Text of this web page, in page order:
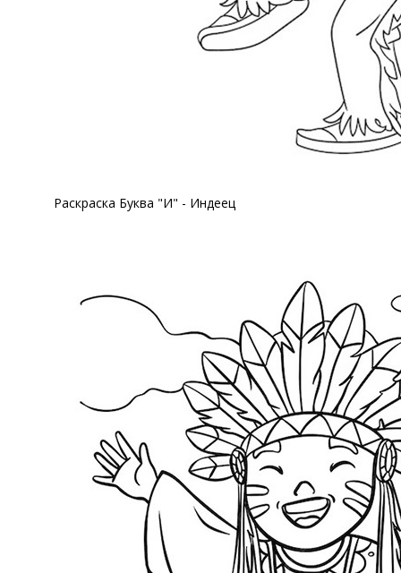
Раскраска Буква "И" - Индеец